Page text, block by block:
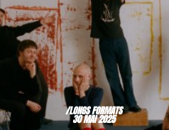
/LONGS FORMATS
30 MAI 2025